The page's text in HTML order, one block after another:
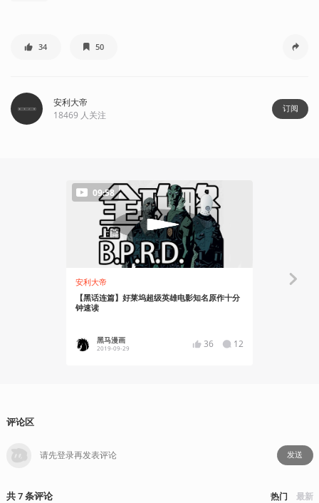
34 50
安利大帝
18469 人关注
订阅
09:58
安利大帝
【黑话连篇】好莱坞超级英雄电影知名原作十分
钟速读
黑马漫画
2019-09-29 36 12
安利大帝
评论区
发送
共7条评论 热门 最新